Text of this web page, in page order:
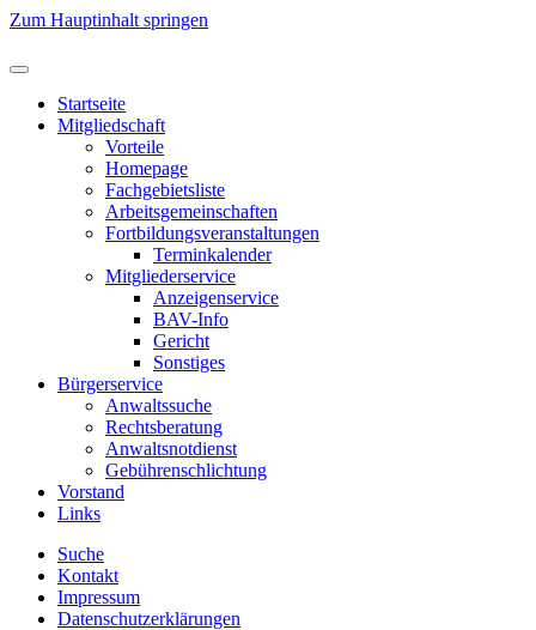
Zum Hauptinhalt springen
Startseite
Mitgliedschaft
Vorteile
Homepage
Fachgebietsliste
Arbeitsgemeinschaften
Fortbildungsveranstaltungen
Terminkalender
Mitgliederservice
Anzeigenservice
BAV-Info
Gericht
Sonstiges
Bürgerservice
Anwaltssuche
Rechtsberatung
Anwaltsnotdienst
Gebührenschlichtung
Vorstand
Links
Suche
Kontakt
Impressum
Datenschutzerklärungen